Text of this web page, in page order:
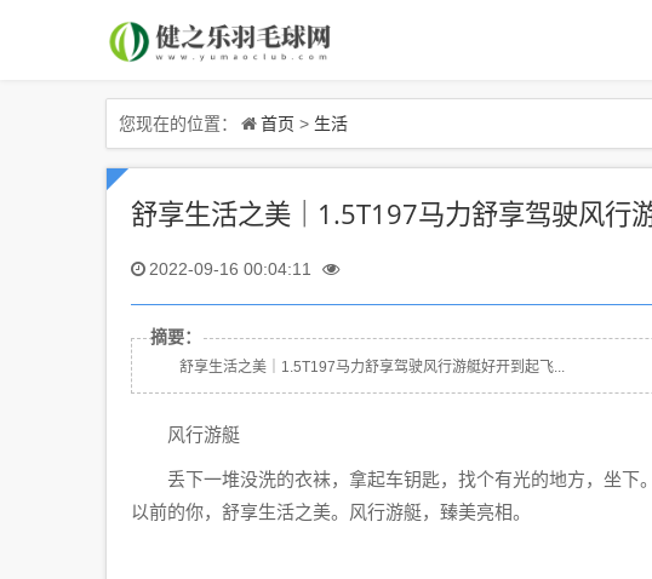
您现在的位置： 首页 > 生活
舒享生活之美｜1.5T197马力舒享驾驶风行
2022-09-16 00:04:11
摘要：
舒享生活之美｜1.5T197马力舒享驾驶风行游艇好开到起飞...
风行游艇
丢下一堆没洗的衣袜，拿起车钥匙，找个有光的地方，坐下
以前的你，舒享生活之美。风行游艇，臻美亮相。